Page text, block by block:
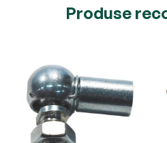
Produse